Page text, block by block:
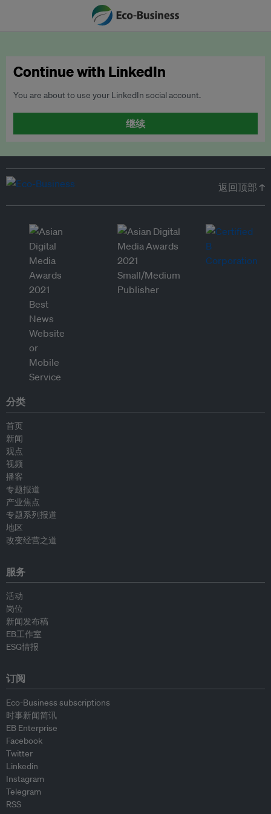
Continue with LinkedIn
You are about to use your LinkedIn social account.
继续
返回顶部 ↑
分类
首页
新闻
观点
视频
播客
专题报道
产业焦点
专题系列报道
地区
改变经营之道
服务
活动
岗位
新闻发布稿
EB工作室
ESG情报
订阅
Eco-Business subscriptions
时事新闻简讯
EB Enterprise
Facebook
Twitter
Linkedin
Instagram
Telegram
RSS